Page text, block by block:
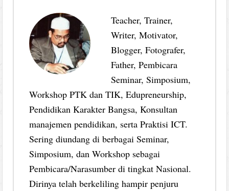
Teacher, Trainer,
Writer, Motivator,
Blogger, Fotografer,
Father, Pembicara
Seminar, Simposium,
Workshop PTK dan TIK, Edupreneurship,
Pendidikan Karakter Bangsa, Konsultan
manajemen pendidikan, serta Praktisi ICT.
Sering diundang di berbagai Seminar,
Simposium, dan Workshop sebagai
Pembicara/Narasumber di tingkat Nasional.
Dirinya telah berkeliling hampir penjuru